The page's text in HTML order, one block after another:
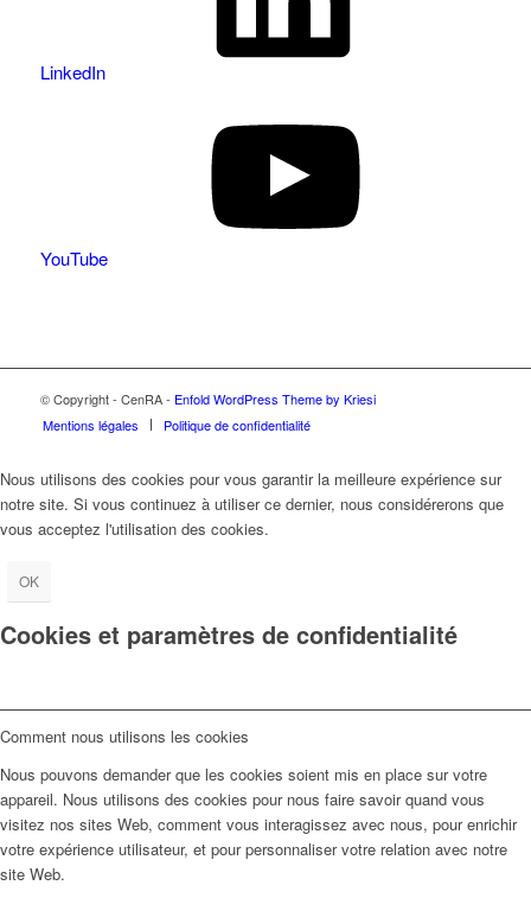
LinkedIn
YouTube
© Copyright - CenRA - Enfold WordPress Theme by Kriesi
Mentions légales
Politique de confidentialité
Nous utilisons des cookies pour vous garantir la meilleure expérience sur
notre site. Si vous continuez à utiliser ce dernier, nous considérerons que
vous acceptez l'utilisation des cookies.
OK
Cookies et paramètres de confidentialité
Comment nous utilisons les cookies
Nous pouvons demander que les cookies soient mis en place sur votre
appareil. Nous utilisons des cookies pour nous faire savoir quand vous
visitez nos sites Web, comment vous interagissez avec nous, pour enrichir
votre expérience utilisateur, et pour personnaliser votre relation avec notre
site Web.